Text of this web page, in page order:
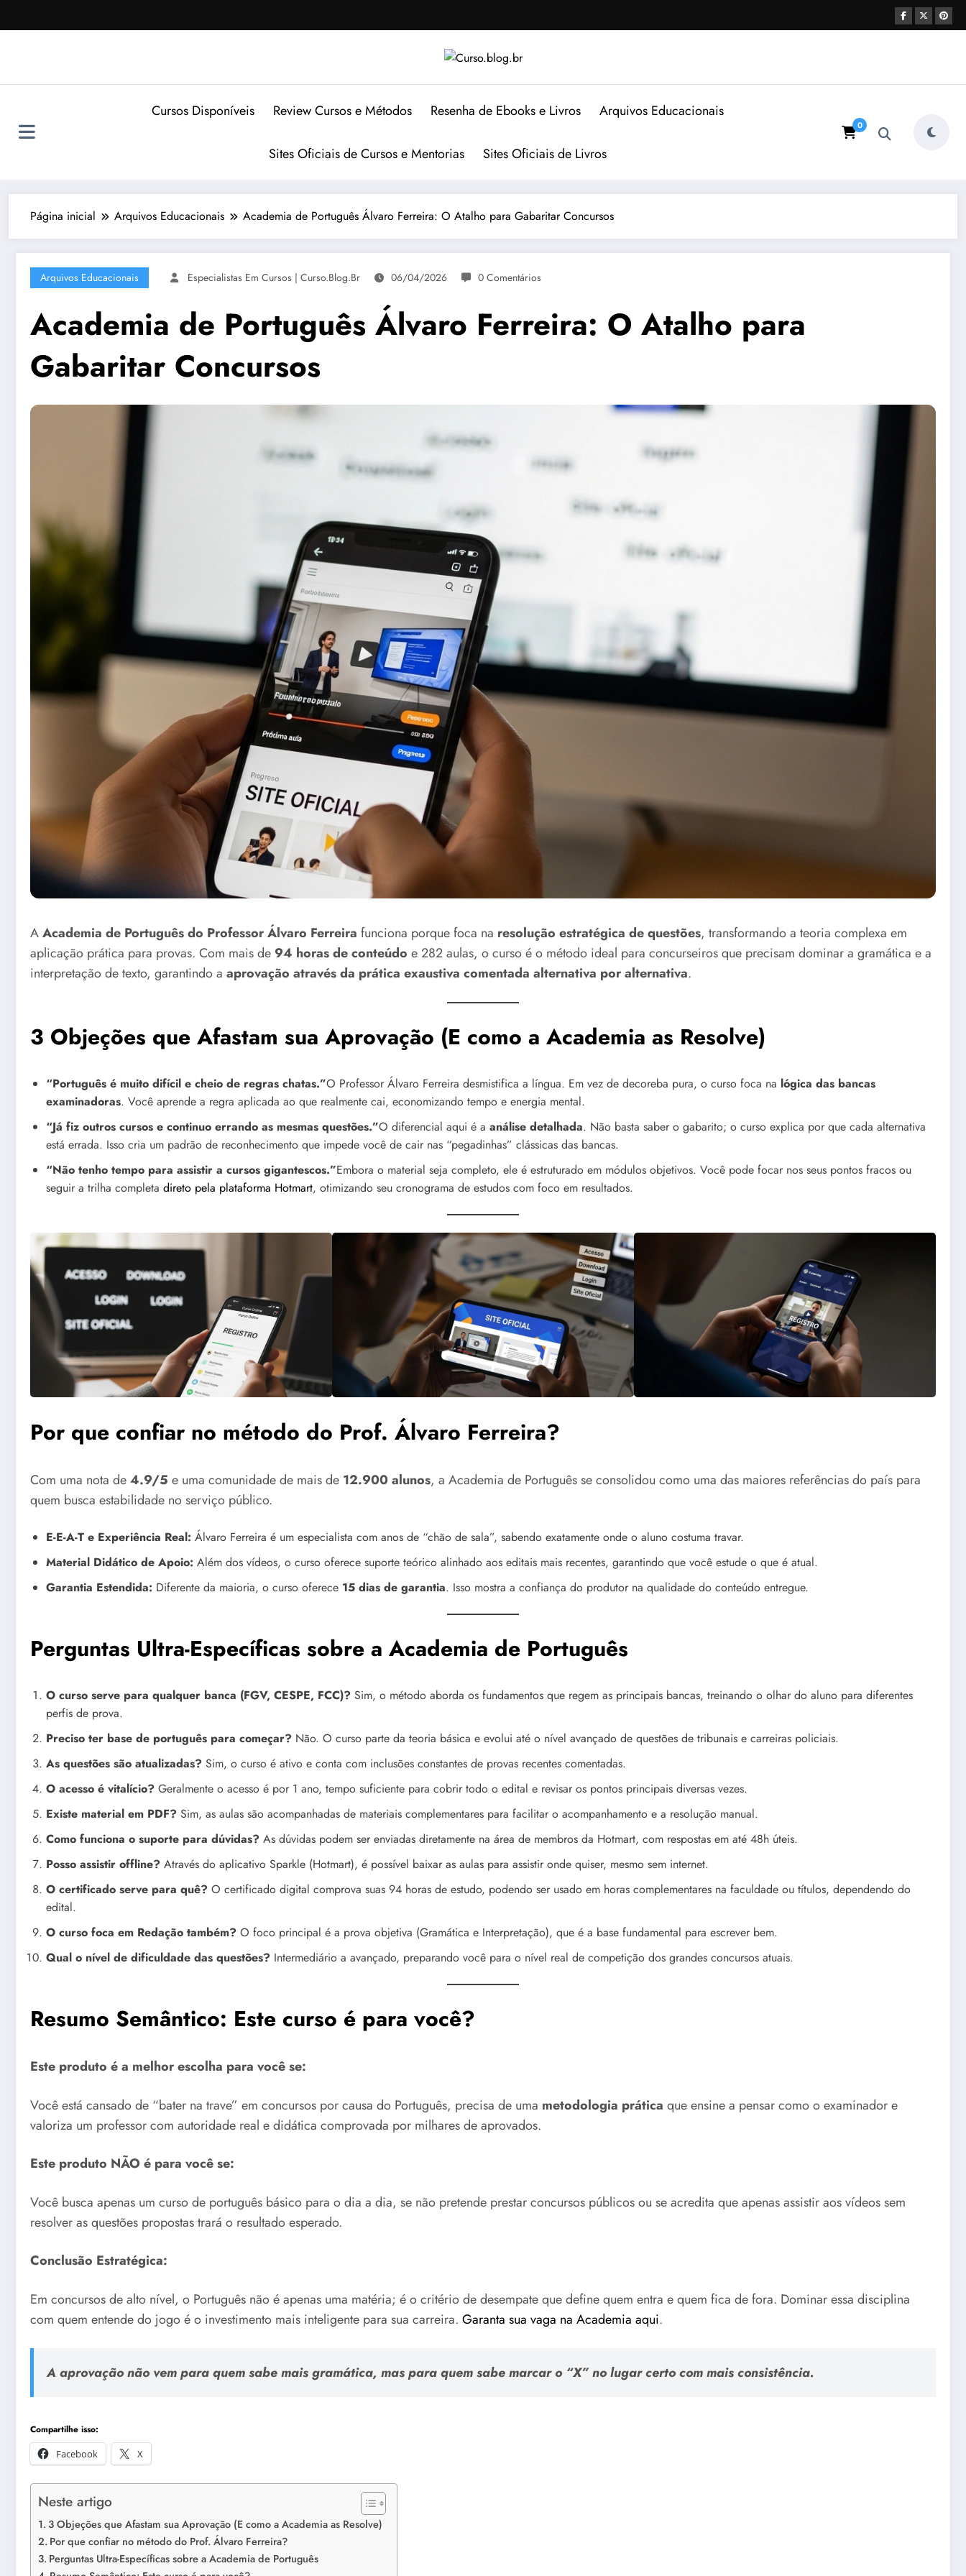
para
Cursos Disponíveis Review Cursos e Métodos Resenha de Ebooks e Livros Arquivos Educacionais
Sites Oficiais de Cursos e Mentorias Sites Oficiais de Livros
0
Página inicial Arquivos Educacionais Academia de Português Álvaro Ferreira: O Atalho para Gabaritar Concursos
Arquivos Educacionais Especialistas Em Cursos | Curso.blog.br 06/04/2026 0 Comentários
Academia de Português Álvaro Ferreira: O Atalho para
Gabaritar Concursos
AAcademia de Português do Professor Álvaro Ferreira funciona porque foca na resolução estratégica de questões, transformando a teoria complexa em
aplicação prática para provas. Com mais de 94 horas de conteúdo e 282 aulas, o curso é o método ideal para concurseiros que precisam dominar a gramática e a
interpretação de texto, garantindo a aprovação através da prática exaustiva comentada alternativa por alternativa.
3 Objeções que Afastam sua Aprovação (E como a Academia as Resolve)
“Português é muito difícil e cheio de regras chatas.”O Professor Álvaro Ferreira desmistifica a língua. Em vez de decoreba pura, o curso foca na lógica das bancas
examinadoras. Você aprende a regra aplicada ao que realmente cai, economizando tempo e energia mental.
“Já fiz outros cursos e continuo errando as mesmas questões.”O diferencial aqui é a análise detalhada. Não basta saber o gabarito; o curso explica por que cada alternativa
está errada. Isso cria um padrão de reconhecimento que impede você de cair nas “pegadinhas” clássicas das bancas.
“Não tenho tempo para assistir a cursos gigantescos.”Embora o material seja completo, ele é estruturado em módulos objetivos. Você pode focar nos seus pontos fracos ou
seguir a trilha completa direto pela plataforma Hotmart, otimizando seu cronograma de estudos com foco em resultados.
Por que confiar no método do Prof. Álvaro Ferreira?
Com uma nota de4.9/5 e uma comunidade de mais de 12.900 alunos, a Academia de Português se consolidou como uma das maiores referências do país para
quem busca estabilidade no serviço público.
E-E-A-T e Experiência Real: Álvaro Ferreira é um especialista com anos de “chão de sala”, sabendo exatamente onde o aluno costuma travar.
Material Didático de Apoio: Além dos vídeos, o curso oferece suporte teórico alinhado aos editais mais recentes, garantindo que você estude o que é atual.
Garantia Estendida: Diferente da maioria, o curso oferece 15 dias de garantia. Isso mostra a confiança do produtor na qualidade do conteúdo entregue.
Perguntas Ultra-Específicas sobre a Academia de Português
O curso serve para qualquer banca (FGV, CESPE, FCC)? Sim, o método aborda os fundamentos que regem as principais bancas, treinando o olhar do aluno para diferentes
perfis de prova.
Preciso ter base de português para começar? Não. O curso parte da teoria básica e evolui até o nível avançado de questões de tribunais e carreiras policiais.
As questões são atualizadas? Sim, o curso é ativo e conta com inclusões constantes de provas recentes comentadas.
O acesso é vitalício? Geralmente o acesso é por 1 ano, tempo suficiente para cobrir todo o edital e revisar os pontos principais diversas vezes.
Existe material em PDF? Sim, as aulas são acompanhadas de materiais complementares para facilitar o acompanhamento e a resolução manual.
Como funciona o suporte para dúvidas? As dúvidas podem ser enviadas diretamente na área de membros da Hotmart, com respostas em até 48h úteis.
Posso assistir offline? Através do aplicativo Sparkle (Hotmart), é possível baixar as aulas para assistir onde quiser, mesmo sem internet.
O certificado serve para quê? O certificado digital comprova suas 94 horas de estudo, podendo ser usado em horas complementares na faculdade ou títulos, dependendo do
edital.
O curso foca em Redação também? O foco principal é a prova objetiva (Gramática e Interpretação), que é a base fundamental para escrever bem.
Qual o nível de dificuldade das questões? Intermediário a avançado, preparando você para o nível real de competição dos grandes concursos atuais.
Resumo Semântico: Este curso é para você?
Este produto é a melhor escolha para você se:
Você está cansado de “bater na trave” em concursos por causa do Português, precisa de uma metodologia prática que ensine a pensar como o examinador e
valoriza um professor com autoridade real e didática comprovada por milhares de aprovados.
Este produto NÃO é para você se:
Você busca apenas um curso de português básico para o dia a dia, se não pretende prestar concursos públicos ou se acredita que apenas assistir aos vídeos sem
resolver as questões propostas trará o resultado esperado.
Conclusão Estratégica:
Em concursos de alto nível, o Português não é apenas uma matéria; é o critério de desempate que define quem entra e quem fica de fora. Dominar essa disciplina
com quem entende do jogo é o investimento mais inteligente para sua carreira. Garanta sua vaga na Academia aqui.
A aprovação não vem para quem sabe mais gramática, mas para quem sabe marcar o “X” no lugar certo com mais consistência.
Compartilhe isso:
Facebook
X
Neste artigo
3 Objeções que Afastam sua Aprovação (E como a Academia as Resolve)
Por que confiar no método do Prof. Álvaro Ferreira?
Perguntas Ultra-Específicas sobre a Academia de Português